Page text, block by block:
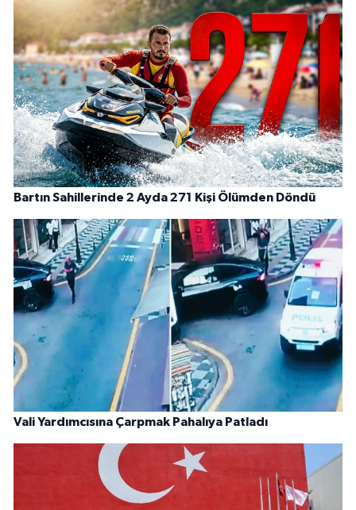
Bartın Sahillerinde 2 Ayda 271 Kişi Ölümden Döndü
Vali Yardımcısına Çarpmak Pahalıya Patladı